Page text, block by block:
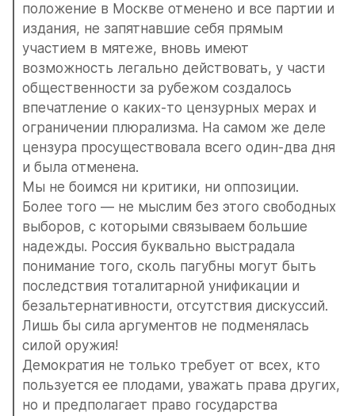
положение в Москве отменено и все партии и
издания, не запятнавшие себя прямым
участием в мятеже, вновь имеют
возможность легально действовать, у части
общественности за рубежом создалось
впечатление о каких-то цензурных мерах и
ограничении плюрализма. На самом же деле
цензура просуществовала всего один-два дня
и была отменена.
Мы не боимся ни критики, ни оппозиции.
Более того — не мыслим без этого свободных
выборов, с которыми связываем большие
надежды. Россия буквально выстрадала
понимание того, сколь пагубны могут быть
последствия тоталитарной унификации и
безальтернативности, отсутствия дискуссий.
Лишь бы сила аргументов не подменялась
силой оружия!
Демократия не только требует от всех, кто
пользуется ее плодами, уважать права других,
но и предполагает право государства